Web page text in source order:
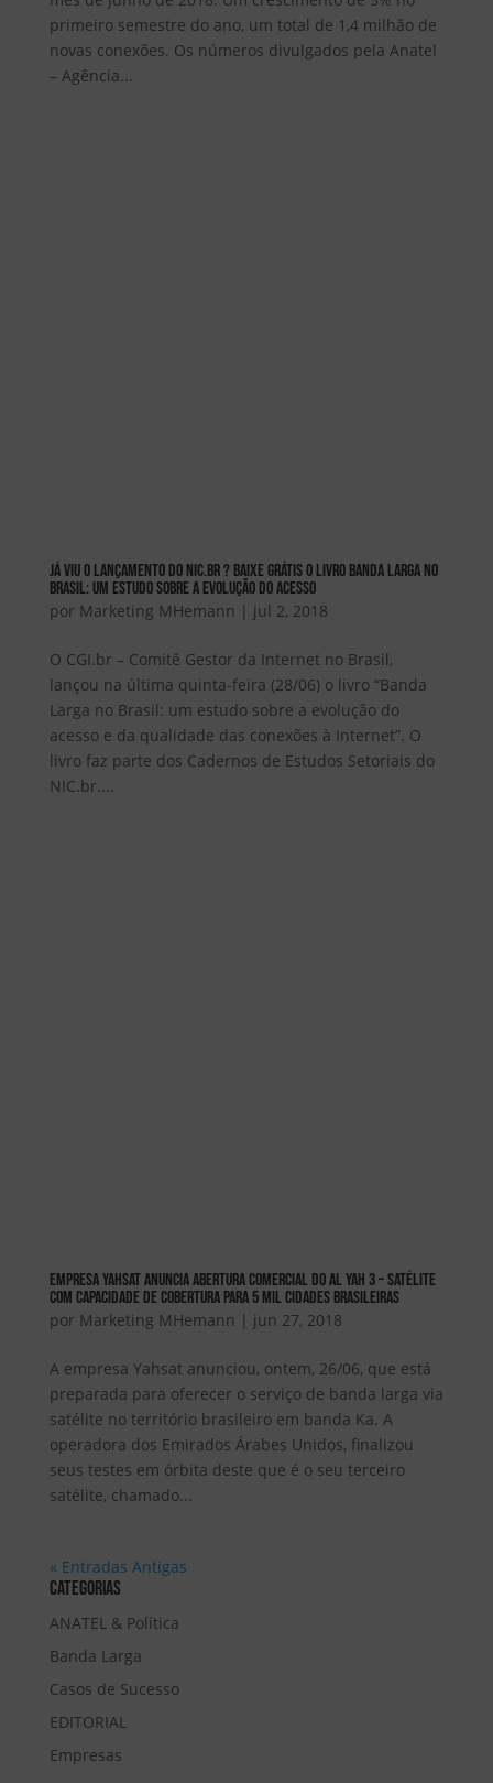
primeiro semestre do ano, um total de 1,4 milhão de
novas conexões. Os números divulgados pela Anatel
– Agência...
Já viu o lançamento do NIC.br ? Baixe grátis o livro Banda Larga no
Brasil: um estudo sobre a evolução do acesso
por Marketing MHemann | jul 2, 2018
O CGI.br – Comitê Gestor da Internet no Brasil,
lançou na última quinta-feira (28/06) o livro “Banda
Larga no Brasil: um estudo sobre a evolução do
acesso e da qualidade das conexões à Internet”. O
livro faz parte dos Cadernos de Estudos Setoriais do
NIC.br....
Empresa Yahsat anuncia abertura comercial do Al Yah 3 – Satélite
com capacidade de cobertura para 5 mil cidades brasileiras
por Marketing MHemann | jun 27, 2018
A empresa Yahsat anunciou, ontem, 26/06, que está
preparada para oferecer o serviço de banda larga via
satélite no território brasileiro em banda Ka. A
operadora dos Emirados Árabes Unidos, finalizou
seus testes em órbita deste que é o seu terceiro
satélite, chamado...
« Entradas Antigas
Categorias
ANATEL & Política
Banda Larga
Casos de Sucesso
EDITORIAL
Empresas